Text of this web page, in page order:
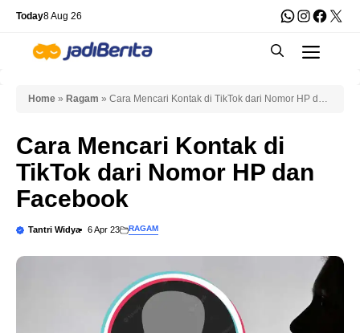
Skip
content
Today8 Aug 26 WhatsApp
X
Home » Ragam » Cara Mencari Kontak di TikTok dari Nomor HP dan
Cara Mencari Kontak di
TikTok dari Nomor HP dan
Facebook
Tantri Widya 6 Apr 23 RAGAM